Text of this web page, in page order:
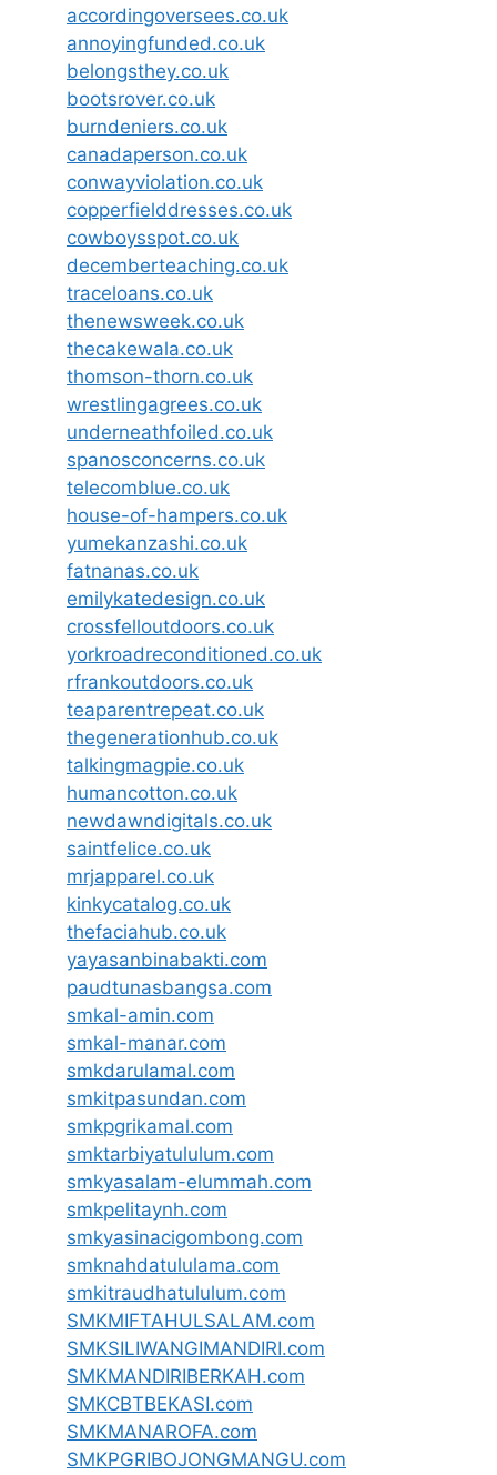
accordingoversees.co.uk
annoyingfunded.co.uk
belongsthey.co.uk
bootsrover.co.uk
burndeniers.co.uk
canadaperson.co.uk
conwayviolation.co.uk
copperfielddresses.co.uk
cowboysspot.co.uk
decemberteaching.co.uk
traceloans.co.uk
thenewsweek.co.uk
thecakewala.co.uk
thomson-thorn.co.uk
wrestlingagrees.co.uk
underneathfoiled.co.uk
spanosconcerns.co.uk
telecomblue.co.uk
house-of-hampers.co.uk
yumekanzashi.co.uk
fatnanas.co.uk
emilykatedesign.co.uk
crossfelloutdoors.co.uk
yorkroadreconditioned.co.uk
rfrankoutdoors.co.uk
teaparentrepeat.co.uk
thegenerationhub.co.uk
talkingmagpie.co.uk
humancotton.co.uk
newdawndigitals.co.uk
saintfelice.co.uk
mrjapparel.co.uk
kinkycatalog.co.uk
thefaciahub.co.uk
yayasanbinabakti.com
paudtunasbangsa.com
smkal-amin.com
smkal-manar.com
smkdarulamal.com
smkitpasundan.com
smkpgrikamal.com
smktarbiyatululum.com
smkyasalam-elummah.com
smkpelitaynh.com
smkyasinacigombong.com
smknahdatululama.com
smkitraudhatululum.com
SMKMIFTAHULSALAM.com
SMKSILIWANGIMANDIRI.com
SMKMANDIRIBERKAH.com
SMKCBTBEKASI.com
SMKMANAROFA.com
SMKPGRIBOJONGMANGU.com